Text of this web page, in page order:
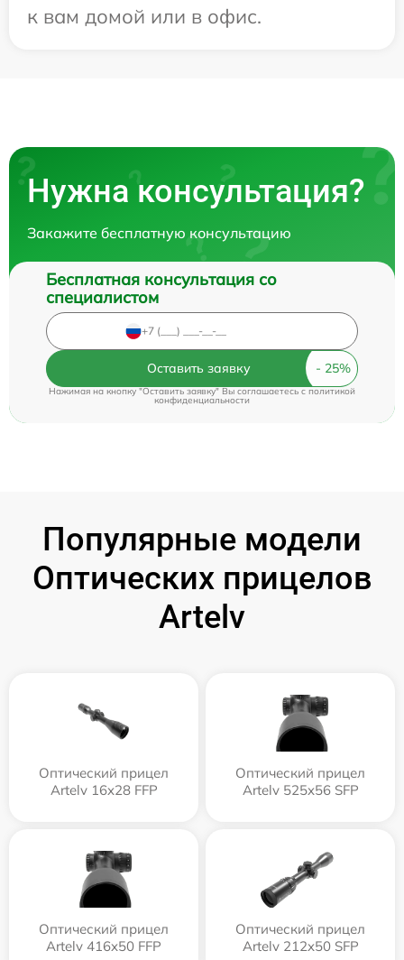
к вам домой или в офис.
Нужна консультация?
Закажите бесплатную консультацию
Бесплатная консультация со
специалистом
Оставить заявку
Нажимая на кнопку "Оставить заявку" Вы соглашаетесь cполитикой
конфиденциальности
Популярные модели
Оптических прицелов
Artelv
Оптический прицел
Artelv 16x28 FFP
Оптический прицел
Artelv 525x56 SFP
Оптический прицел
Artelv 416x50 FFP
Оптический прицел
Artelv 212x50 SFP